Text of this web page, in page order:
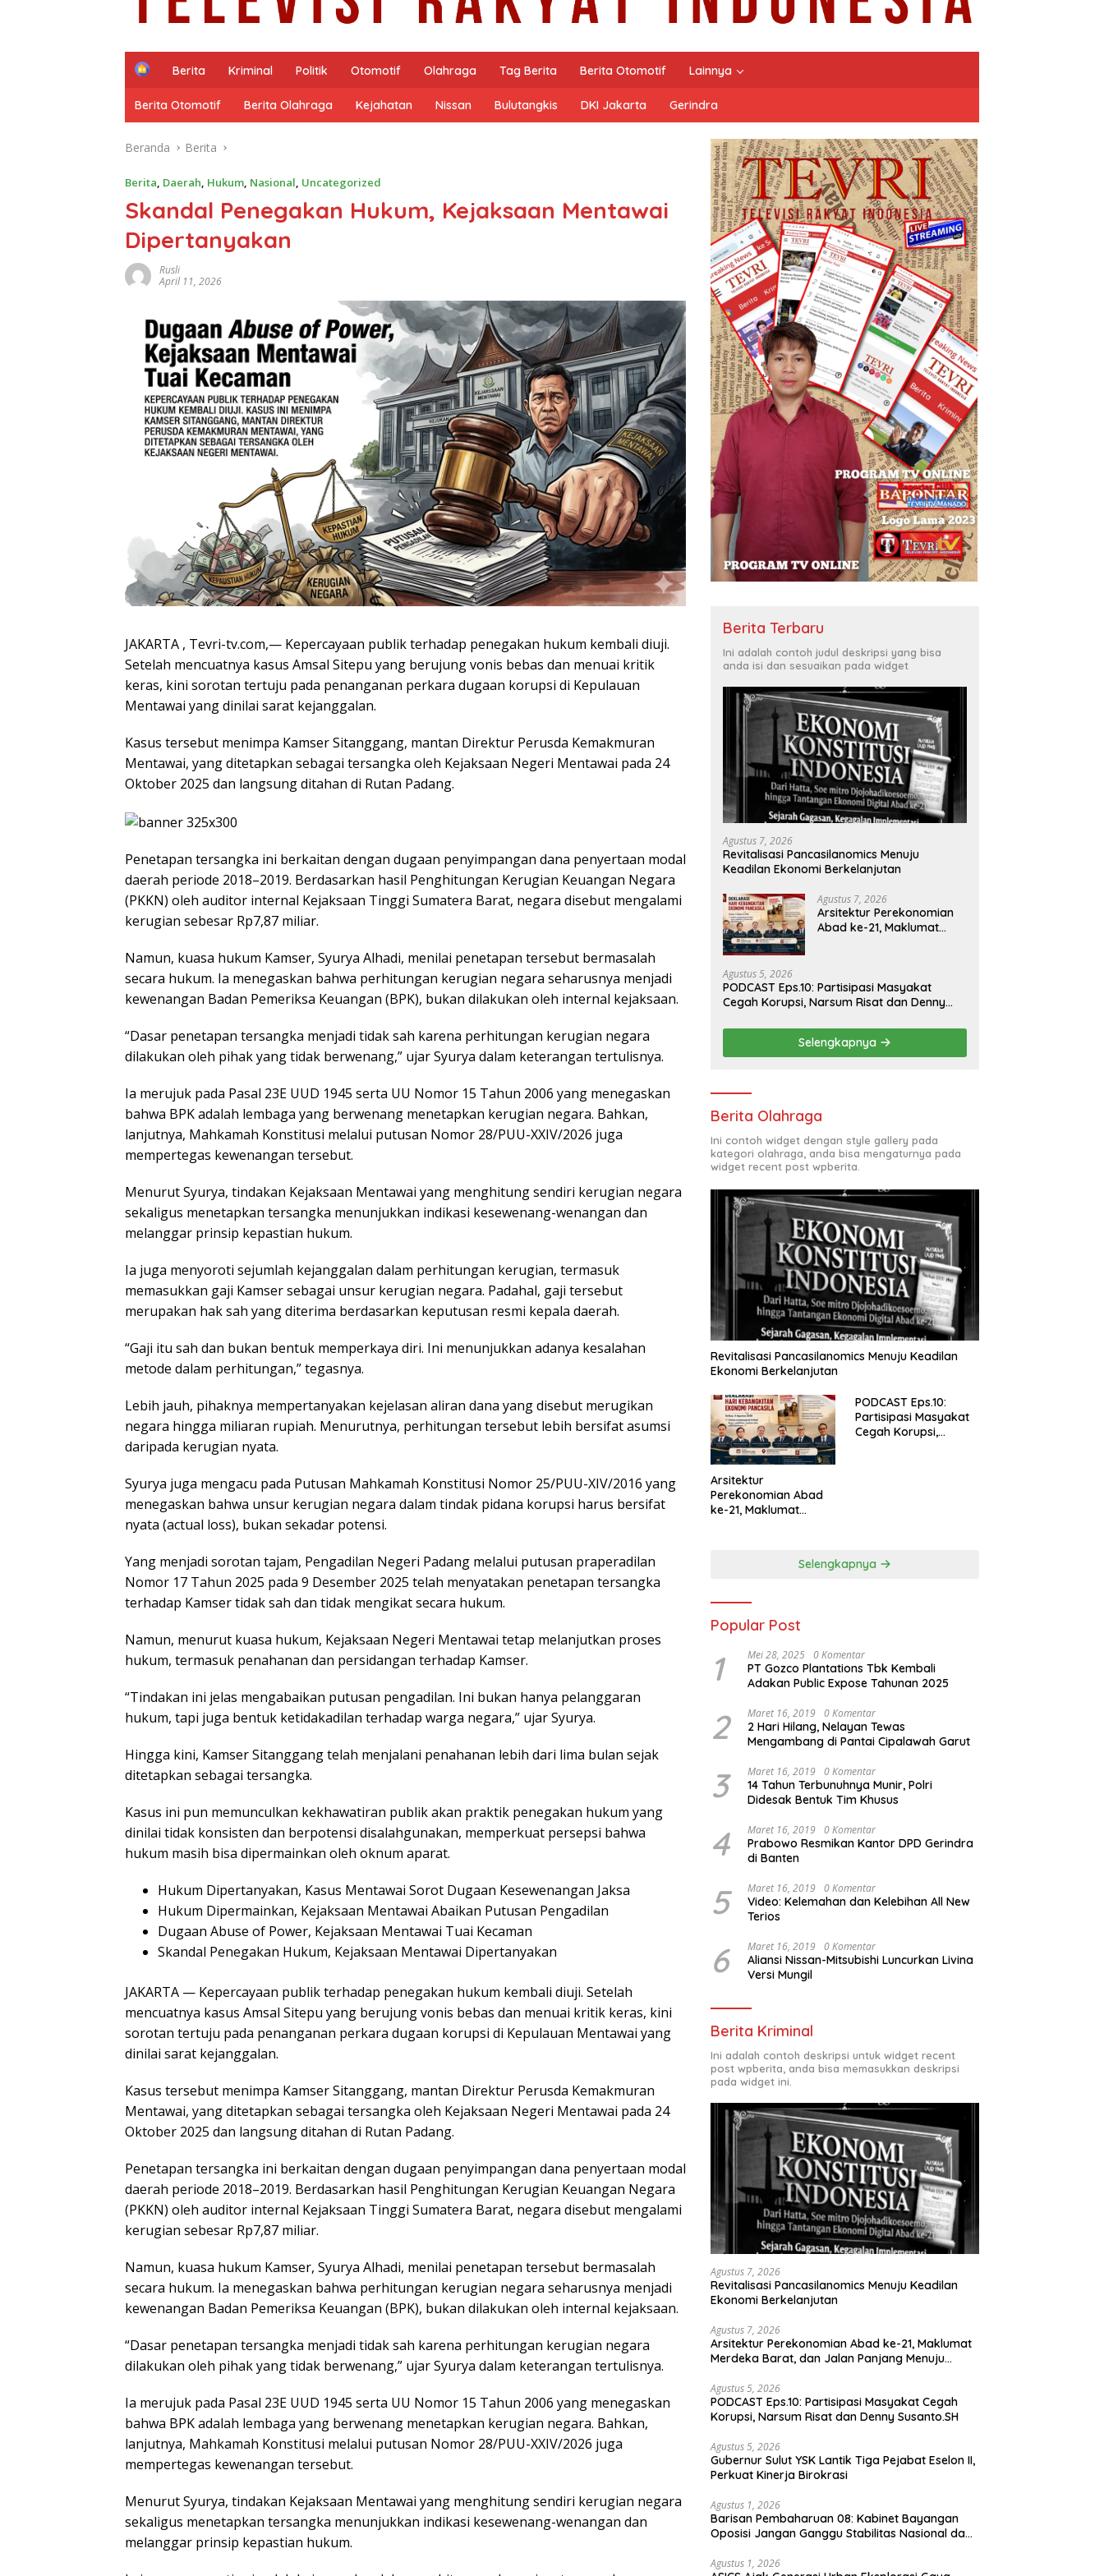
H
m
e
Berita Kriminal Politik Otomotif Olahraga Tag Berita Berita Otomotif Lainnya
Berita Otomotif Berita Olahraga Kejahatan Nissan Bulutangkis DKI Jakarta Gerindra
Beranda Berita
Berita, Daerah, Hukum, Nasional, Uncategorized
Skandal Penegakan Hukum, Kejaksaan Mentawai
Dipertanyakan
Rusli
April 11, 2026
JAKARTA , Tevri-tv.com,— Kepercayaan publik terhadap penegakan hukum kembali diuji.
Setelah mencuatnya kasus Amsal Sitepu yang berujung vonis bebas dan menuai kritik
keras, kini sorotan tertuju pada penanganan perkara dugaan korupsi di Kepulauan
Mentawai yang dinilai sarat kejanggalan.
Kasus tersebut menimpa Kamser Sitanggang, mantan Direktur Perusda Kemakmuran
Mentawai, yang ditetapkan sebagai tersangka oleh Kejaksaan Negeri Mentawai pada 24
Oktober 2025 dan langsung ditahan di Rutan Padang.
Penetapan tersangka ini berkaitan dengan dugaan penyimpangan dana penyertaan modal
daerah periode 2018–2019. Berdasarkan hasil Penghitungan Kerugian Keuangan Negara
(PKKN) oleh auditor internal Kejaksaan Tinggi Sumatera Barat, negara disebut mengalami
kerugian sebesar Rp7,87 miliar.
Namun, kuasa hukum Kamser, Syurya Alhadi, menilai penetapan tersebut bermasalah
secara hukum. Ia menegaskan bahwa perhitungan kerugian negara seharusnya menjadi
kewenangan Badan Pemeriksa Keuangan (BPK), bukan dilakukan oleh internal kejaksaan.
“Dasar penetapan tersangka menjadi tidak sah karena perhitungan kerugian negara
dilakukan oleh pihak yang tidak berwenang,” ujar Syurya dalam keterangan tertulisnya.
Ia merujuk pada Pasal 23E UUD 1945 serta UU Nomor 15 Tahun 2006 yang menegaskan
bahwa BPK adalah lembaga yang berwenang menetapkan kerugian negara. Bahkan,
lanjutnya, Mahkamah Konstitusi melalui putusan Nomor 28/PUU-XXIV/2026 juga
mempertegas kewenangan tersebut.
Menurut Syurya, tindakan Kejaksaan Mentawai yang menghitung sendiri kerugian negara
sekaligus menetapkan tersangka menunjukkan indikasi kesewenang-wenangan dan
melanggar prinsip kepastian hukum.
Ia juga menyoroti sejumlah kejanggalan dalam perhitungan kerugian, termasuk
memasukkan gaji Kamser sebagai unsur kerugian negara. Padahal, gaji tersebut
merupakan hak sah yang diterima berdasarkan keputusan resmi kepala daerah.
“Gaji itu sah dan bukan bentuk memperkaya diri. Ini menunjukkan adanya kesalahan
metode dalam perhitungan,” tegasnya.
Lebih jauh, pihaknya mempertanyakan kejelasan aliran dana yang disebut merugikan
negara hingga miliaran rupiah. Menurutnya, perhitungan tersebut lebih bersifat asumsi
daripada kerugian nyata.
Syurya juga mengacu pada Putusan Mahkamah Konstitusi Nomor 25/PUU-XIV/2016 yang
menegaskan bahwa unsur kerugian negara dalam tindak pidana korupsi harus bersifat
nyata (actual loss), bukan sekadar potensi.
Yang menjadi sorotan tajam, Pengadilan Negeri Padang melalui putusan praperadilan
Nomor 17 Tahun 2025 pada 9 Desember 2025 telah menyatakan penetapan tersangka
terhadap Kamser tidak sah dan tidak mengikat secara hukum.
Namun, menurut kuasa hukum, Kejaksaan Negeri Mentawai tetap melanjutkan proses
hukum, termasuk penahanan dan persidangan terhadap Kamser.
“Tindakan ini jelas mengabaikan putusan pengadilan. Ini bukan hanya pelanggaran
hukum, tapi juga bentuk ketidakadilan terhadap warga negara,” ujar Syurya.
Hingga kini, Kamser Sitanggang telah menjalani penahanan lebih dari lima bulan sejak
ditetapkan sebagai tersangka.
Kasus ini pun memunculkan kekhawatiran publik akan praktik penegakan hukum yang
dinilai tidak konsisten dan berpotensi disalahgunakan, memperkuat persepsi bahwa
hukum masih bisa dipermainkan oleh oknum aparat.
Hukum Dipertanyakan, Kasus Mentawai Sorot Dugaan Kesewenangan Jaksa
Hukum Dipermainkan, Kejaksaan Mentawai Abaikan Putusan Pengadilan
Dugaan Abuse of Power, Kejaksaan Mentawai Tuai Kecaman
Skandal Penegakan Hukum, Kejaksaan Mentawai Dipertanyakan
JAKARTA — Kepercayaan publik terhadap penegakan hukum kembali diuji. Setelah
mencuatnya kasus Amsal Sitepu yang berujung vonis bebas dan menuai kritik keras, kini
sorotan tertuju pada penanganan perkara dugaan korupsi di Kepulauan Mentawai yang
dinilai sarat kejanggalan.
Kasus tersebut menimpa Kamser Sitanggang, mantan Direktur Perusda Kemakmuran
Mentawai, yang ditetapkan sebagai tersangka oleh Kejaksaan Negeri Mentawai pada 24
Oktober 2025 dan langsung ditahan di Rutan Padang.
Penetapan tersangka ini berkaitan dengan dugaan penyimpangan dana penyertaan modal
daerah periode 2018–2019. Berdasarkan hasil Penghitungan Kerugian Keuangan Negara
(PKKN) oleh auditor internal Kejaksaan Tinggi Sumatera Barat, negara disebut mengalami
kerugian sebesar Rp7,87 miliar.
Namun, kuasa hukum Kamser, Syurya Alhadi, menilai penetapan tersebut bermasalah
secara hukum. Ia menegaskan bahwa perhitungan kerugian negara seharusnya menjadi
kewenangan Badan Pemeriksa Keuangan (BPK), bukan dilakukan oleh internal kejaksaan.
“Dasar penetapan tersangka menjadi tidak sah karena perhitungan kerugian negara
dilakukan oleh pihak yang tidak berwenang,” ujar Syurya dalam keterangan tertulisnya.
Ia merujuk pada Pasal 23E UUD 1945 serta UU Nomor 15 Tahun 2006 yang menegaskan
bahwa BPK adalah lembaga yang berwenang menetapkan kerugian negara. Bahkan,
lanjutnya, Mahkamah Konstitusi melalui putusan Nomor 28/PUU-XXIV/2026 juga
mempertegas kewenangan tersebut.
Menurut Syurya, tindakan Kejaksaan Mentawai yang menghitung sendiri kerugian negara
sekaligus menetapkan tersangka menunjukkan indikasi kesewenang-wenangan dan
melanggar prinsip kepastian hukum.
Berita Terbaru
Ini adalah contoh judul deskripsi yang bisa
anda isi dan sesuaikan pada widget
Agustus 7, 2026
Revitalisasi Pancasilanomics Menuju
Keadilan Ekonomi Berkelanjutan
Agustus 7, 2026
Arsitektur Perekonomian
Abad ke-21, Maklumat
Agustus 5, 2026
PODCAST Eps.10: Partisipasi Masyakat
Cegah Korupsi, Narsum Risat dan Denny
Selengkapnya
Berita Olahraga
Ini contoh widget dengan style gallery pada
kategori olahraga, anda bisa mengaturnya pada
widget recent post wpberita.
Revitalisasi Pancasilanomics Menuju Keadilan
Ekonomi Berkelanjutan
Arsitektur
Perekonomian Abad
ke-21, Maklumat
PODCAST Eps.10:
Partisipasi Masyakat
Cegah Korupsi,
Selengkapnya
Popular Post
1 Mei 28, 2025 0 Komentar
PT Gozco Plantations Tbk Kembali
Adakan Public Expose Tahunan 2025
2 Maret 16, 2019 0 Komentar
2 Hari Hilang, Nelayan Tewas
Mengambang di Pantai Cipalawah Garut
3 Maret 16, 2019 0 Komentar
14 Tahun Terbunuhnya Munir, Polri
Didesak Bentuk Tim Khusus
4 Maret 16, 2019 0 Komentar
Prabowo Resmikan Kantor DPD Gerindra
di Banten
5 Maret 16, 2019 0 Komentar
Video: Kelemahan dan Kelebihan All New
Terios
6 Maret 16, 2019 0 Komentar
Aliansi Nissan-Mitsubishi Luncurkan Livina
Versi Mungil
Berita Kriminal
Ini adalah contoh deskripsi untuk widget recent
post wpberita, anda bisa memasukkan deskripsi
pada widget ini.
Agustus 7, 2026
Revitalisasi Pancasilanomics Menuju Keadilan
Ekonomi Berkelanjutan
Agustus 7, 2026
Arsitektur Perekonomian Abad ke-21, Maklumat
Merdeka Barat, dan Jalan Panjang Menuju
Agustus 5, 2026
PODCAST Eps.10: Partisipasi Masyakat Cegah
Korupsi, Narsum Risat dan Denny Susanto.SH
Agustus 5, 2026
Gubernur Sulut YSK Lantik Tiga Pejabat Eselon II,
Perkuat Kinerja Birokrasi
Agustus 1, 2026
Barisan Pembaharuan 08: Kabinet Bayangan
Oposisi Jangan Ganggu Stabilitas Nasional dan
Agustus 1, 2026